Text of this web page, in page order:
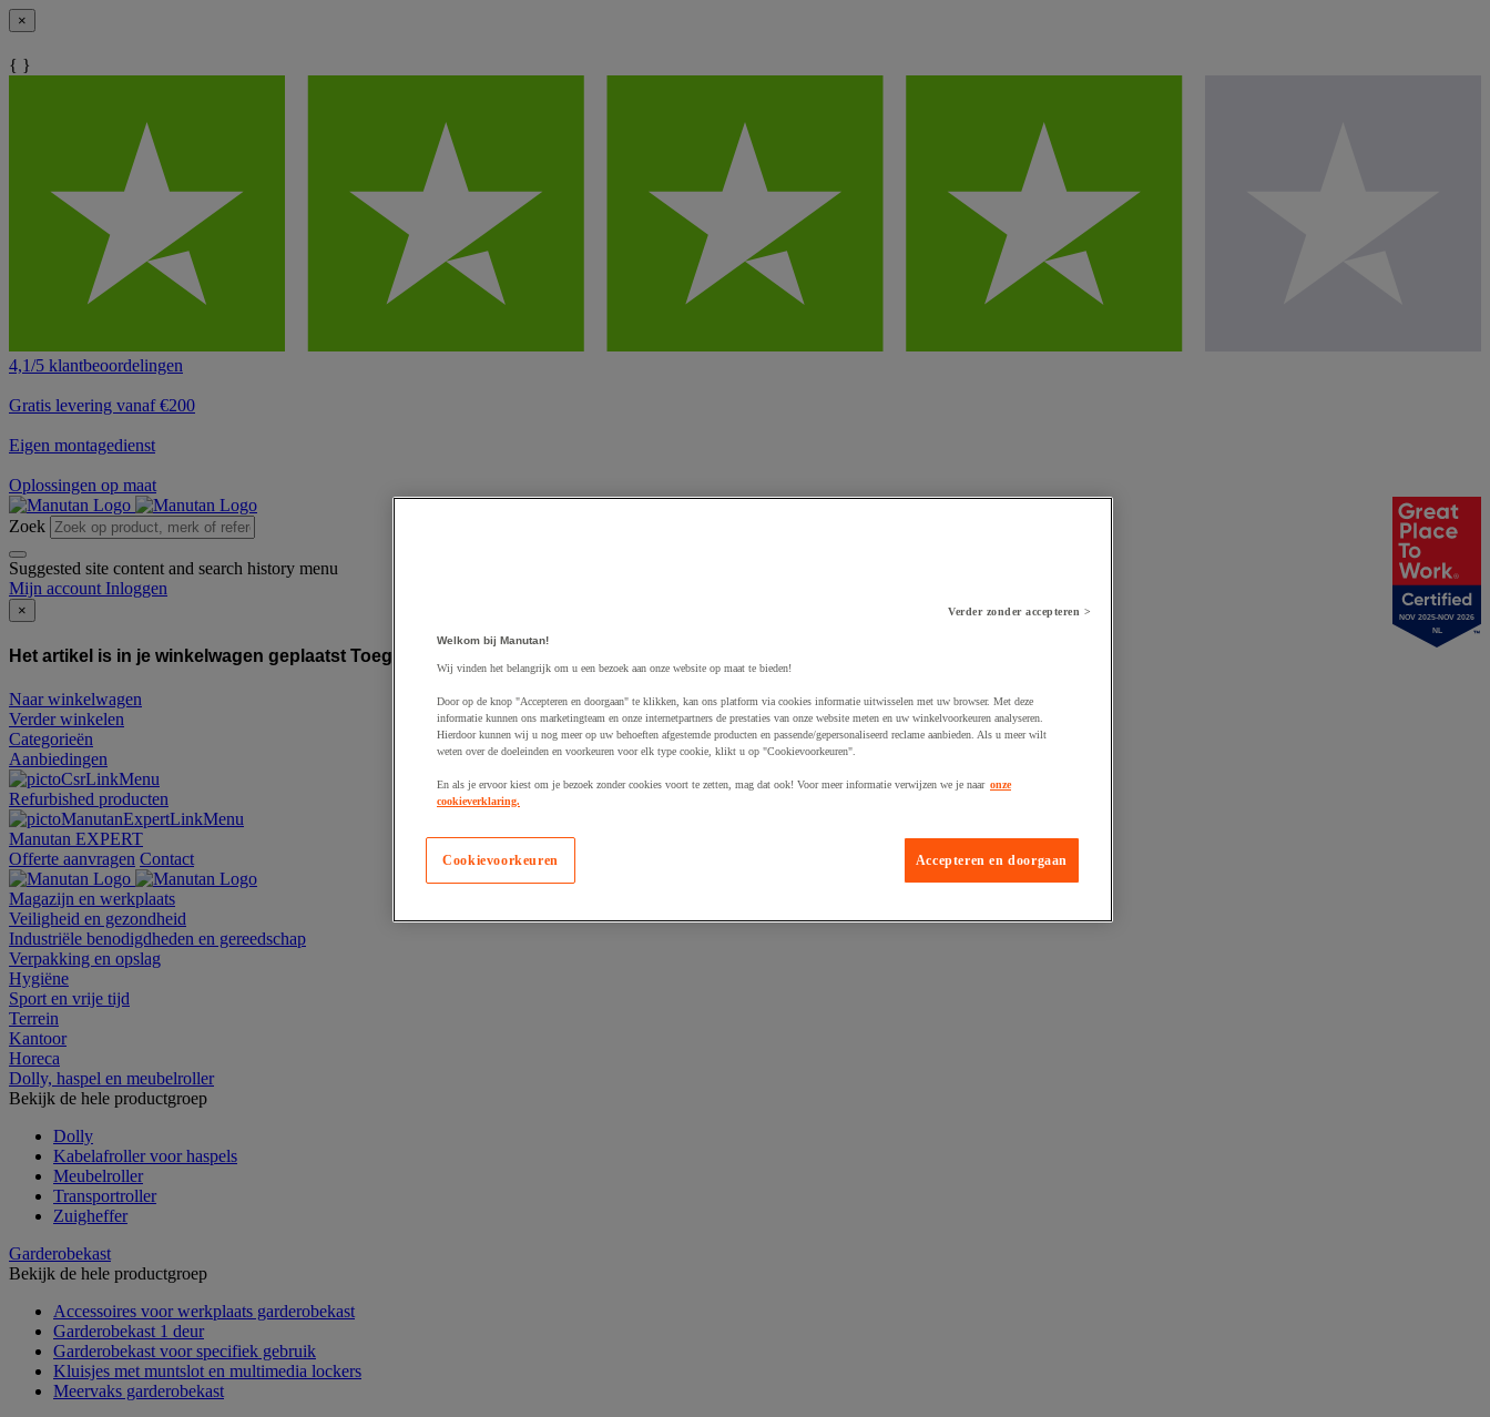
×
{ }
4,1/5 klantbeoordelingen
Gratis levering vanaf €200
Eigen montagedienst
Oplossingen op maat
Zoek
Suggested site content and search history menu
Mijn account Inloggen
×
Het artikel is in je winkelwagen geplaatst Toegevoegd aan winkelwagen
Naar winkelwagen
Verder winkelen
Categorieën
Aanbiedingen
Refurbished producten
Manutan EXPERT
Offerte aanvragen Contact
Magazijn en werkplaats
Veiligheid en gezondheid
Industriële benodigdheden en gereedschap
Verpakking en opslag
Hygiëne
Sport en vrije tijd
Terrein
Kantoor
Horeca
Dolly, haspel en meubelroller
Bekijk de hele productgroep
Dolly
Kabelafroller voor haspels
Meubelroller
Transportroller
Zuigheffer
Garderobekast
Bekijk de hele productgroep
Accessoires voor werkplaats garderobekast
Garderobekast 1 deur
Garderobekast voor specifiek gebruik
Kluisjes met muntslot en multimedia lockers
Meervaks garderobekast
NOV 2025-NOV 2026
NL
Verder zonder accepteren >
Welkom bij Manutan!
Wij vinden het belangrijk om u een bezoek aan onze website op maat te bieden!
Door op de knop "Accepteren en doorgaan" te klikken, kan ons platform via cookies informatie uitwisselen met uw browser. Met deze
informatie kunnen ons marketingteam en onze internetpartners de prestaties van onze website meten en uw winkelvoorkeuren analyseren.
Hierdoor kunnen wij u nog meer op uw behoeften afgestemde producten en passende/gepersonaliseerd reclame aanbieden. Als u meer wilt
weten over de doeleinden en voorkeuren voor elk type cookie, klikt u op "Cookievoorkeuren".
En als je ervoor kiest om je bezoek zonder cookies voort te zetten, mag dat ook! Voor meer informatie verwijzen we je naar onze
cookieverklaring.
Accepteren en doorgaan
Cookievoorkeuren